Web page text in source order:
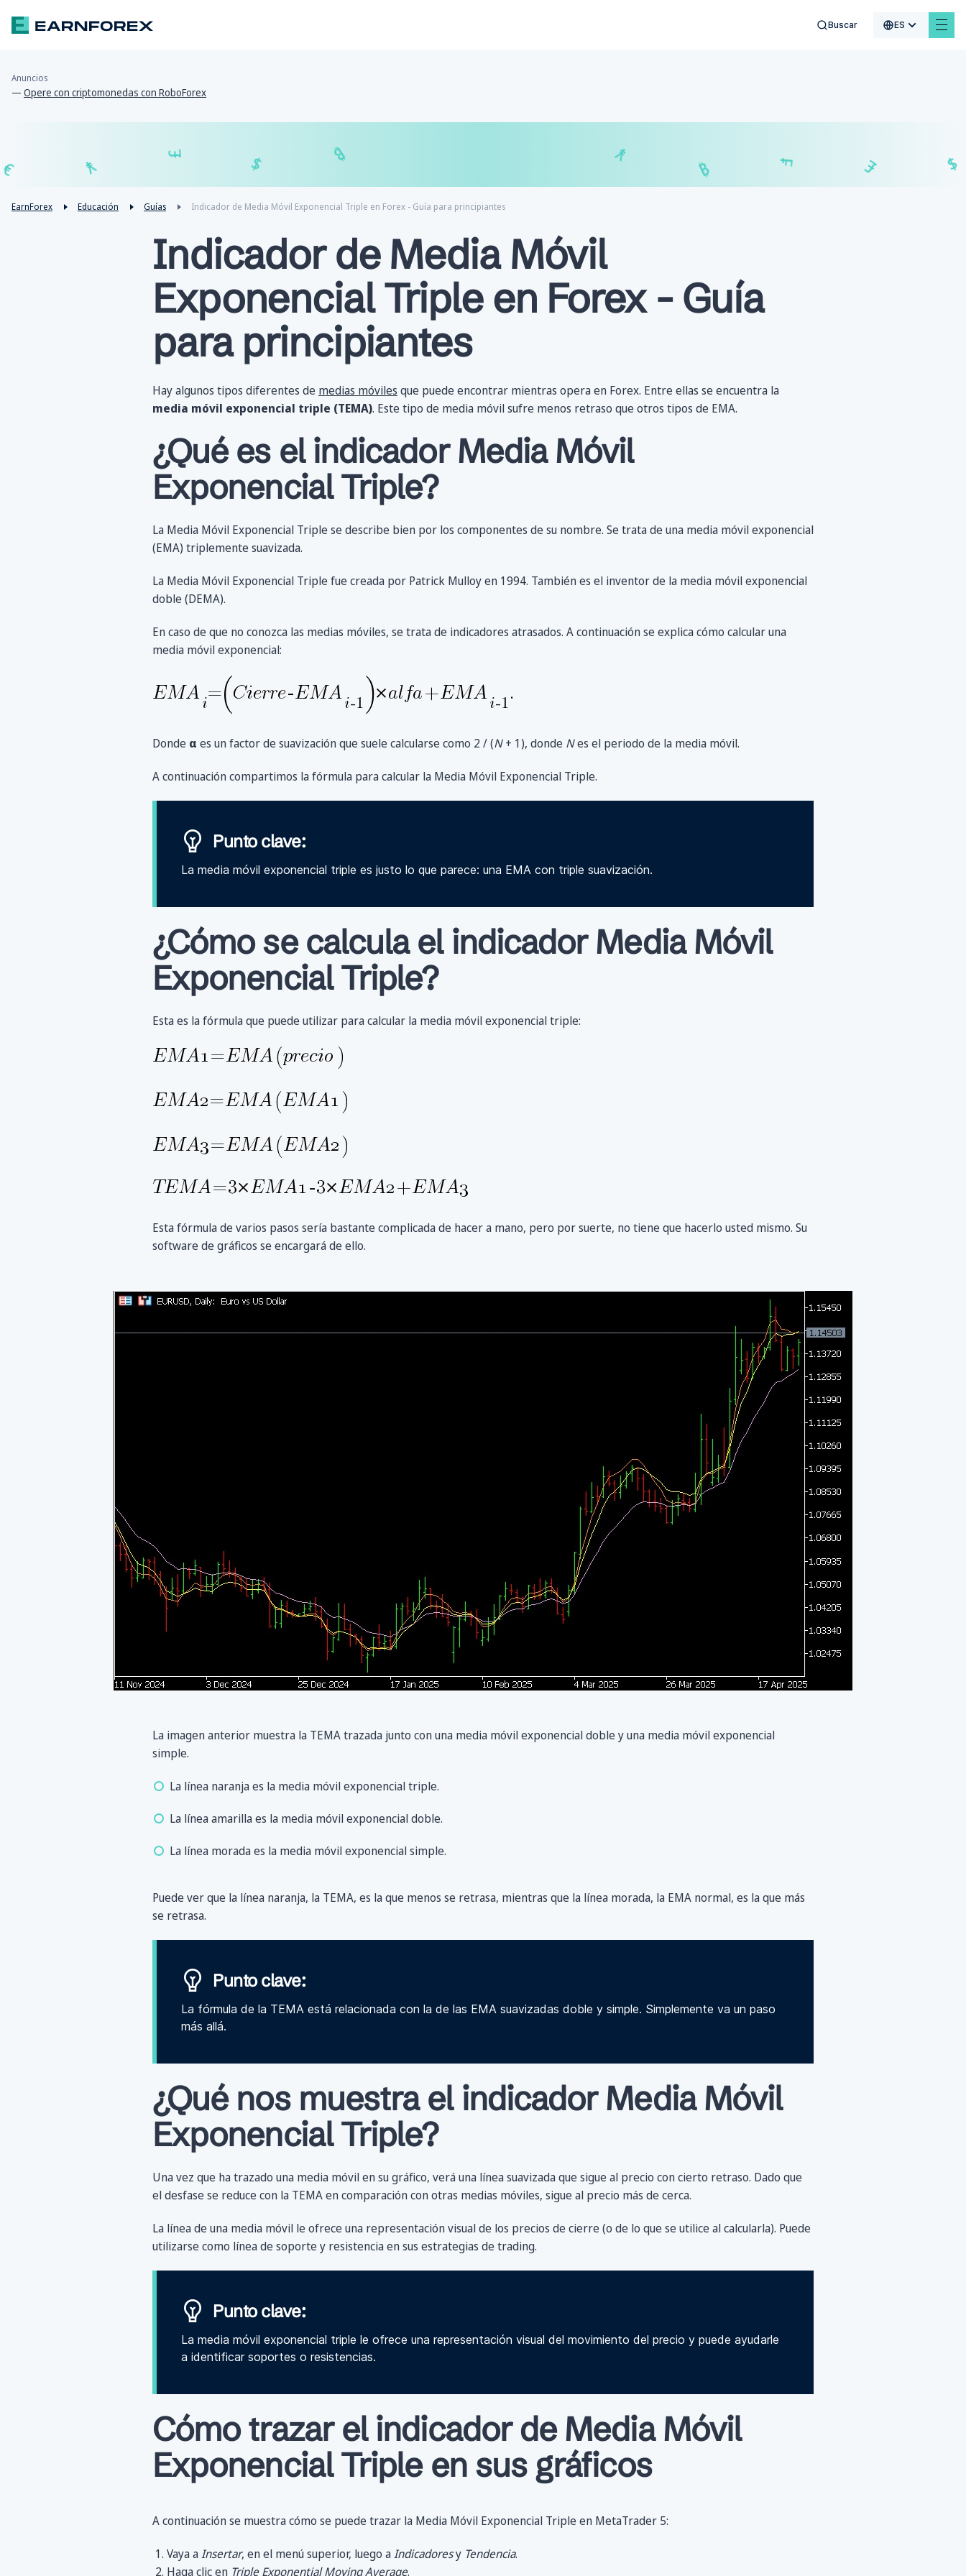
Buscar ES
Anuncios
— Opere con criptomonedas con RoboForex
£
EarnForex Educación Guías Indicador de Media Móvil Exponencial Triple en Forex - Guía para principiantes
Indicador de Media Móvil
Exponencial Triple en Forex - Guía
para principiantes
Hay algunos tipos diferentes de medias móviles que puede encontrar mientras opera en Forex. Entre ellas se encuentra la
media móvil exponencial triple (TEMA). Este tipo de media móvil sufre menos retraso que otros tipos de EMA.
¿Qué es el indicador Media Móvil
Exponencial Triple?
La Media Móvil Exponencial Triple se describe bien por los componentes de su nombre. Se trata de una media móvil exponencial
(EMA) triplemente suavizada.
La Media Móvil Exponencial Triple fue creada por Patrick Mulloy en 1994. También es el inventor de la media móvil exponencial
doble (DEMA).
En caso de que no conozca las medias móviles, se trata de indicadores atrasados. A continuación se explica cómo calcular una
media móvil exponencial:
Donde α es un factor de suavización que suele calcularse como 2 / (N+ 1), donde Nes el periodo de la media móvil.
A continuación compartimos la fórmula para calcular la Media Móvil Exponencial Triple.
Punto clave:
La media móvil exponencial triple es justo lo que parece: una EMA con triple suavización.
¿Cómo se calcula el indicador Media Móvil
Exponencial Triple?
Esta es la fórmula que puede utilizar para calcular la media móvil exponencial triple:
Esta fórmula de varios pasos sería bastante complicada de hacer a mano, pero por suerte, no tiene que hacerlo usted mismo. Su
software de gráficos se encargará de ello.
La imagen anterior muestra la TEMA trazada junto con una media móvil exponencial doble y una media móvil exponencial
simple.
La línea naranja es la media móvil exponencial triple.
La línea amarilla es la media móvil exponencial doble.
La línea morada es la media móvil exponencial simple.
Puede ver que la línea naranja, la TEMA, es la que menos se retrasa, mientras que la línea morada, la EMA normal, es la que más
se retrasa.
Punto clave:
La fórmula de la TEMA está relacionada con la de las EMA suavizadas doble y simple. Simplemente va un paso
más allá.
¿Qué nos muestra el indicador Media Móvil
Exponencial Triple?
Una vez que ha trazado una media móvil en su gráfico, verá una línea suavizada que sigue al precio con cierto retraso. Dado que
el desfase se reduce con la TEMA en comparación con otras medias móviles, sigue al precio más de cerca.
La línea de una media móvil le ofrece una representación visual de los precios de cierre (o de lo que se utilice al calcularla). Puede
utilizarse como línea de soporte y resistencia en sus estrategias de trading.
Punto clave:
La media móvil exponencial triple le ofrece una representación visual del movimiento del precio y puede ayudarle
a identificar soportes o resistencias.
Cómo trazar el indicador de Media Móvil
Exponencial Triple en sus gráficos
A continuación se muestra cómo se puede trazar la Media Móvil Exponencial Triple en MetaTrader 5:
Vaya aInsertar, en el menú superior, luego aIndicadoresy Tendencia.
Haga clic en Triple Exponential Moving Average.